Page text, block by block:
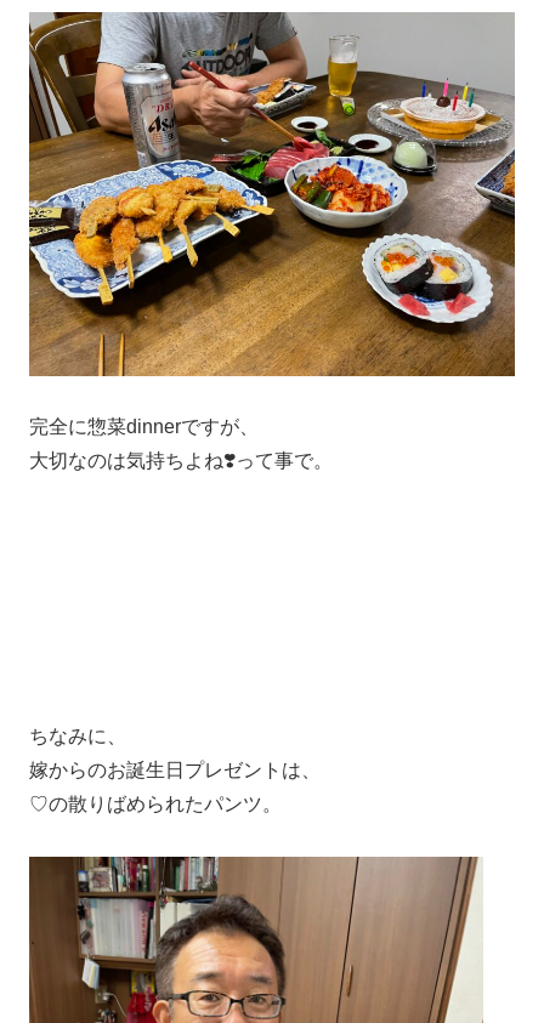
完全に惣菜dinnerですが、
大切なのは気持ちよね❣️って事で。
ちなみに、
嫁からのお誕生日プレゼントは、
♡の散りばめられたパンツ。